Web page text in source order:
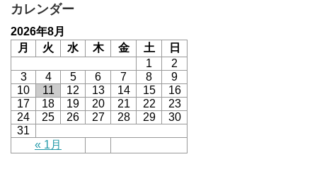
カレンダー
2026年8月
月
火 水 木 金 土 日
« 1月
1
2
3
4 5 6 7 8
9
10
11 12 13 14 15
16
17
18 19 20 21 22
23
24
25 26 27 28 29
30
31